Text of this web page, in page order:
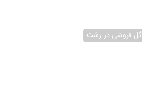
گل فروشی در رشت